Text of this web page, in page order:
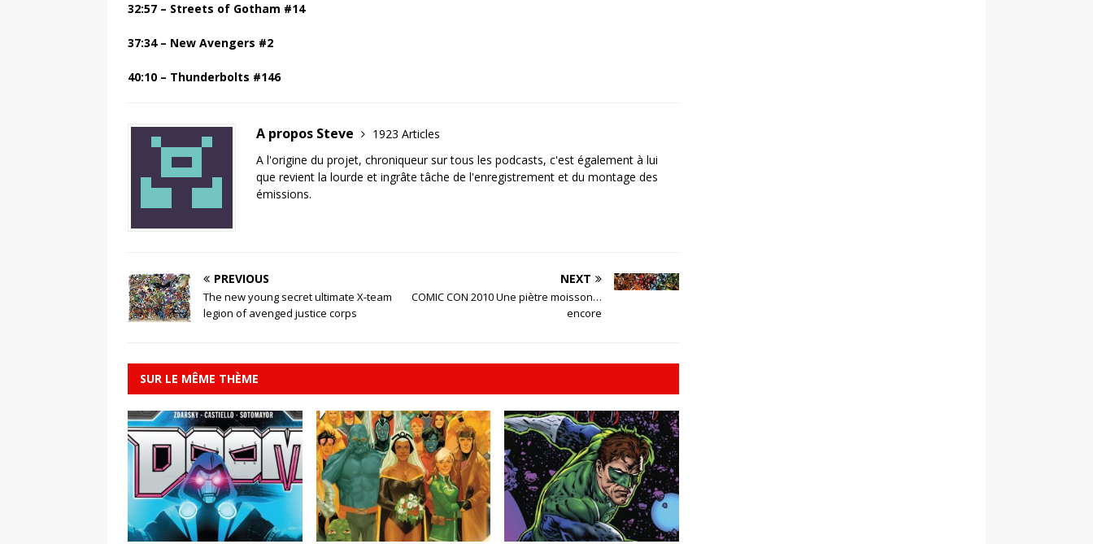
32:57 – Streets of Gotham #14
37:34 – New Avengers #2
40:10 – Thunderbolts #146
A propos Steve
1923 Articles
A l'origine du projet, chroniqueur sur tous les podcasts, c'est également à lui
que revient la lourde et ingrâte tâche de l'enregistrement et du montage des
émissions.
PREVIOUS
The new young secret ultimate X-team
legion of avenged justice corps
NEXT
COMIC CON 2010 Une piètre moisson…
encore
SUR LE MÊME THÈME